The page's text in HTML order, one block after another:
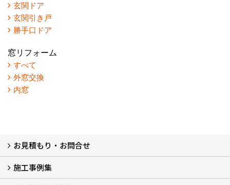
玄関ドア
玄関引き戸
勝手口ドア
窓リフォーム
すべて
外窓交換
内窓
お見積もり・お問合せ
LINEで概算見積もり
チャットで質問
問い合わせフォームから
オンライン相談
電話で相談
無料現地調査をご希望の方
施工事例集